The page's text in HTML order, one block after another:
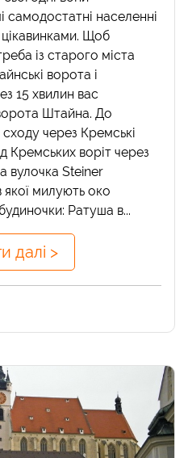
населенні
цікавинками. Щоб
із старого міста
ворота і
15 хвилин вас
Штайна. До
через Кремські
Кремських воріт через
вулочка Steiner
якої милують око
Ратуша в...
далі >